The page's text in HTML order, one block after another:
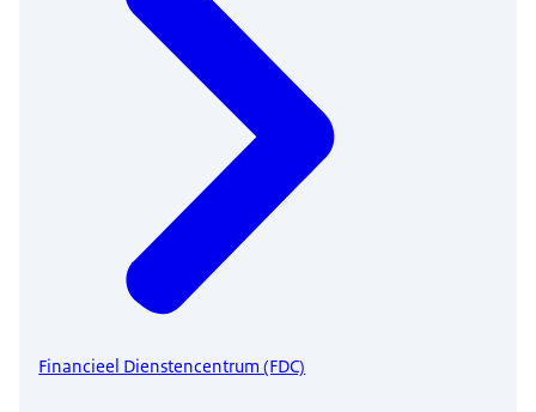
Financieel Dienstencentrum (FDC)